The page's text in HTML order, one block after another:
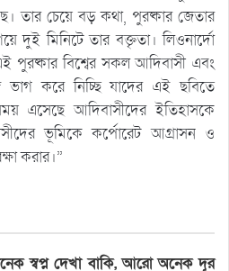
তার চেয়ে বড় কথা, পুরষ্কার জেতার
দুই মিনিটে তার বক্তৃতা। লিওনার্দো
পুরষ্কার বিশ্বের সকল আদিবাসী এবং
ভাগ করে নিচ্ছি যাদের এই ছবিতে
এসেছে আদিবাসীদের ইতিহাসকে
ভূমিকে কর্পোরেট আগ্রাসন ও
করার।”
স্বপ্ন দেখা বাকি, আরো অনেক দূর